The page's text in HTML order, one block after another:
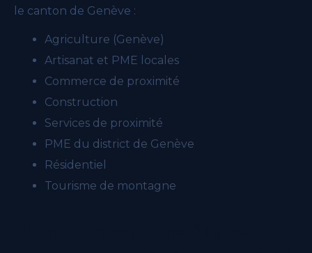
le canton de Genève :
Agriculture (Genève)
Artisanat et PME locales
Commerce de proximité
Construction
Services de proximité
PME du district de Genève
Résidentiel
Tourisme de montagne